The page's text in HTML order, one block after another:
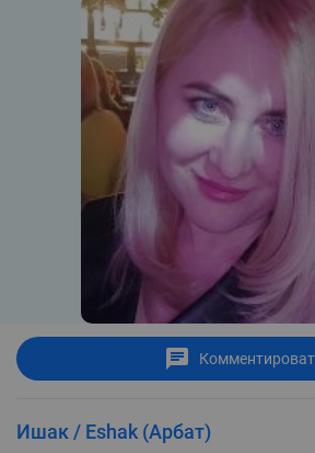
Ишак / Eshak (Арбат)